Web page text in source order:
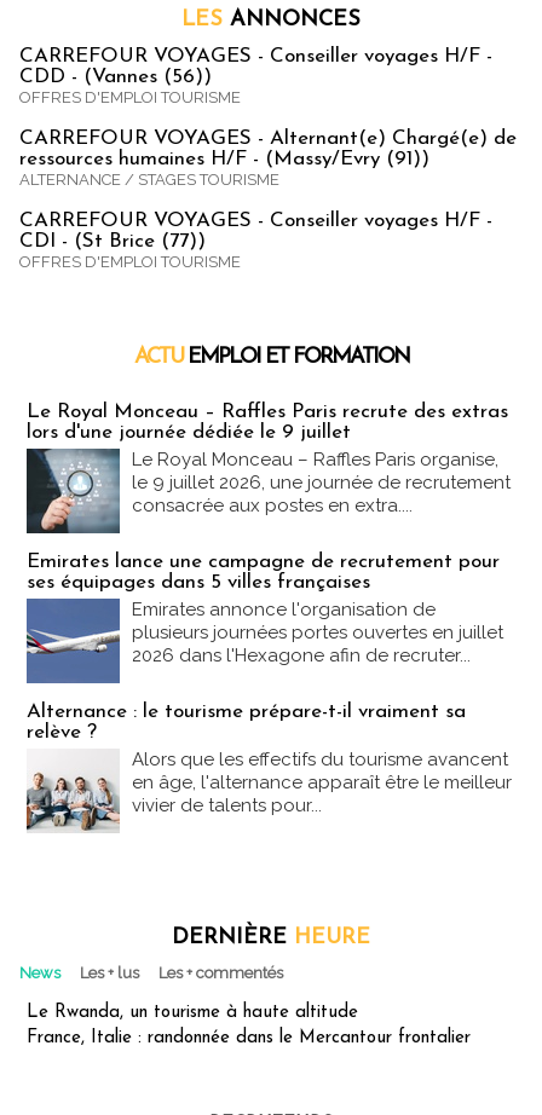
LES ANNONCES
CARREFOUR VOYAGES - Conseiller voyages H/F -
CDD - (Vannes (56))
OFFRES D'EMPLOI TOURISME
CARREFOUR VOYAGES - Alternant(e) Chargé(e) de
ressources humaines H/F - (Massy/Evry (91))
ALTERNANCE / STAGES TOURISME
CARREFOUR VOYAGES - Conseiller voyages H/F -
CDI - (St Brice (77))
OFFRES D'EMPLOI TOURISME
ACTU EMPLOI ET FORMATION
Le Royal Monceau – Raffles Paris recrute des extras
lors d'une journée dédiée le 9 juillet
Le Royal Monceau – Raffles Paris organise,
le 9 juillet 2026, une journée de recrutement
consacrée aux postes en extra....
Emirates lance une campagne de recrutement pour
ses équipages dans 5 villes françaises
Emirates annonce l'organisation de
plusieurs journées portes ouvertes en juillet
2026 dans l'Hexagone afin de recruter...
Alternance : le tourisme prépare-t-il vraiment sa
relève ?
Alors que les effectifs du tourisme avancent
en âge, l'alternance apparaît être le meilleur
vivier de talents pour...
DERNIÈRE HEURE
News Les + lus Les + commentés
Le Rwanda, un tourisme à haute altitude
France, Italie : randonnée dans le Mercantour frontalier